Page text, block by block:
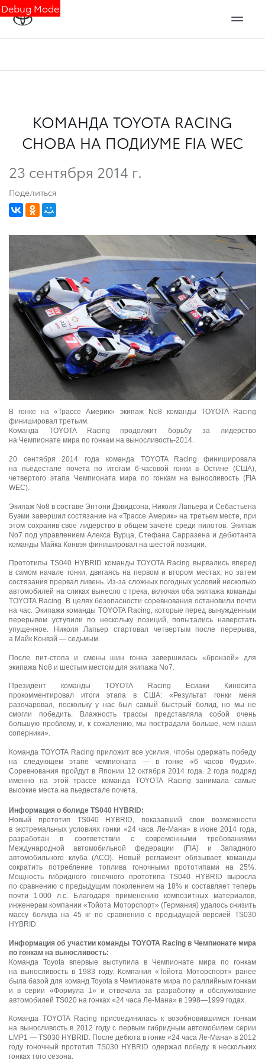
Debug Mode
КОМАНДА TOYOTA RACING
СНОВА НА ПОДИУМЕ FIA WEC
23 сентября 2014 г.
Поделиться
В гонке на «Трассе Америк» экипаж No8 команды TOYOTA Racing
финишировал третьим.
Команда TOYOTA Racing продолжит борьбу за лидерство
на Чемпионате мира по гонкам на выносливость-2014.
20 сентября 2014 года команда TOYOTA Racing финишировала
на пьедестале почета по итогам 6-часовой гонки в Остине (США),
четвертого этапа Чемпионата мира по гонкам на выносливость (FIA
WEC).
Экипаж No8 в составе Энтони Дэвидсона, Николя Лапьера и Себастьена
Буэми завершил состязание на «Трассе Америк» на третьем месте, при
этом сохранив свое лидерство в общем зачете среди пилотов. Экипаж
No7 под управлением Алекса Вурца, Стефана Сарразена и дебютанта
команды Майка Конвэя финишировал на шестой позиции.
Прототипы TS040 HYBRID команды TOYOTA Racing вырвались вперед
в самом начале гонки, двигаясь на первом и втором местах, но затем
состязания прервал ливень. Из-за сложных погодных условий несколько
автомобилей на сликах вынесло с трека, включая оба экипажа команды
TOYOTA Racing. В целях безопасности соревнования остановили почти
на час. Экипажи команды TOYOTA Racing, которые перед вынужденным
перерывом уступили по нескольку позиций, попытались наверстать
упущенное. Николя Лапьер стартовал четвертым после перерыва,
а Майк Конвэй — седьмым.
После пит-стопа и смены шин гонка завершилась «бронзой» для
экипажа No8 и шестым местом для экипажа No7.
Президент команды TOYOTA Racing Есиаки Киносита
прокомментировал итоги этапа в США: «Результат гонки меня
разочаровал, поскольку у нас был самый быстрый болид, но мы не
смогли победить. Влажность трассы представляла собой очень
большую проблему, и, к сожалению, мы пострадали больше, чем наши
соперники».
Команда TOYOTA Racing приложит все усилия, чтобы одержать победу
на следующем этапе чемпионата — в гонке «6 часов Фудзи».
Соревнования пройдут в Японии 12 октября 2014 года. 2 года подряд
именно на этой трассе команда TOYOTA Racing занимала самые
высокие места на пьедестале почета.
Информация о болиде TS040 HYBRID:
Новый прототип TS040 HYBRID, показавший свои возможности
в экстремальных условиях гонки «24 часа Ле-Мана» в июне 2014 года,
разработан в соответствии с современными требованиями
Международной автомобильной федерации (FIA) и Западного
автомобильного клуба (ACO). Новый регламент обязывает команды
сократить потребление топлива гоночными прототипами на 25%.
Мощность гибридного гоночного прототипа TS040 HYBRID выросла
по сравнению с предыдущим поколением на 18% и составляет теперь
почти 1 000 л.с. Благодаря применению композитных материалов,
инженерам компании «Тойота Моторспорт» (Германия) удалось снизить
массу болида на 45 кг по сравнению с предыдущей версией TS030
HYBRID.
Информация об участии команды TOYOTA Racing в Чемпионате мира
по гонкам на выносливость:
Команда Toyota впервые выступила в Чемпионате мира по гонкам
на выносливость в 1983 году. Компания «Тойота Моторспорт» ранее
была базой для команд Toyota в Чемпионате мира по раллийным гонкам
и в серии «Формула 1» и отвечала за разработку и обслуживание
автомобилей TS020 на гонках «24 часа Ле-Мана» в 1998—1999 годах.
Команда TOYOTA Racing присоединилась к возобновившимся гонкам
на выносливость в 2012 году с первым гибридным автомобилем серии
LMP1 — TS030 HYBRID. После дебюта в гонке «24 часа Ле-Мана» в 2012
году гоночный прототип TS030 HYBRID одержал победу в нескольких
гонках того сезона.